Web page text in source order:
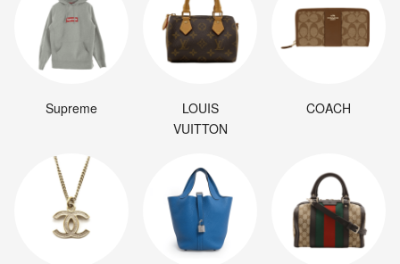
Supreme
LOUIS
VUITTON
COACH